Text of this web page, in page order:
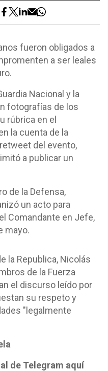
fueron obligados a
a ser leales
Nacional y la
fotografías de los
rúbrica en el
la cuenta de la
del evento,
a publicar un
de la Defensa,
un acto para
Comandante en Jefe,
mayo.
la Republica, Nicolás
de la Fuerza
el discurso leído por
su respeto y
"legalmente
de Telegram aquí